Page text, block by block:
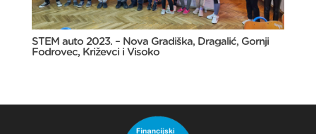
STEM auto 2023. – Nova Gradiška, Dragalić, Gornji
Fodrovec, Križevci i Visoko